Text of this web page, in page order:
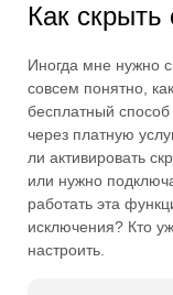
Как
Иногда мне нужно
совсем понятно,
бесплатный
через платную
ли активировать
или нужно
работать эта
исключения? Кто
настроить.
Открыть
Подпишись на
промокоды
Открыть
Напиши